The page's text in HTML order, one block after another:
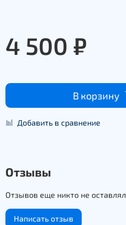
4 500 ₽
В корзину
Добавить в сравнение
Отзывы
Отзывов еще никто не оставлял
Написать отзыв